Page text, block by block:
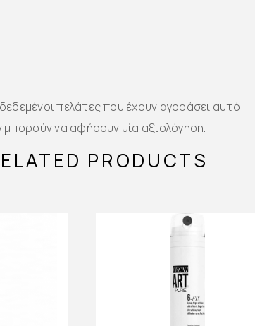
πελάτες που έχουν αγοράσει αυτό
μπορούν να αφήσουν μία αξιολόγηση.
PRODUCTS